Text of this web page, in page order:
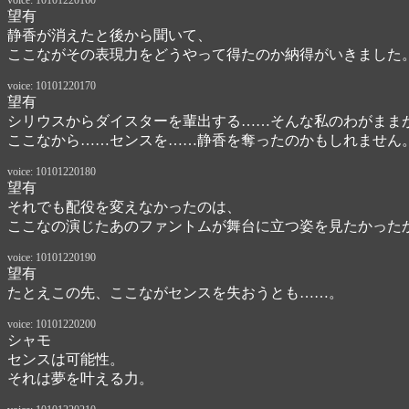
望有
静香が消えたと後から聞いて、
ここながその表現力をどうやって得たのか納得がいきました。
voice: 10101220170
望有
シリウスからダイスターを輩出する……そんな私のわがまま
ここなから……センスを……静香を奪ったのかもしれません。
voice: 10101220180
望有
それでも配役を変えなかったのは、
ここなの演じたあのファントムが舞台に立つ姿を見たかっ
voice: 10101220190
望有
たとえこの先、ここながセンスを失おうとも……。
voice: 10101220200
シャモ
センスは可能性。
それは夢を叶える力。